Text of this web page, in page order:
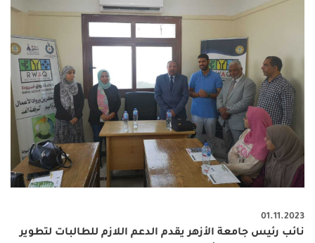
01.11.2023
نائب رئيس جامعة الأزهر يقدم الدعم اللازم للطالبات لتطوير